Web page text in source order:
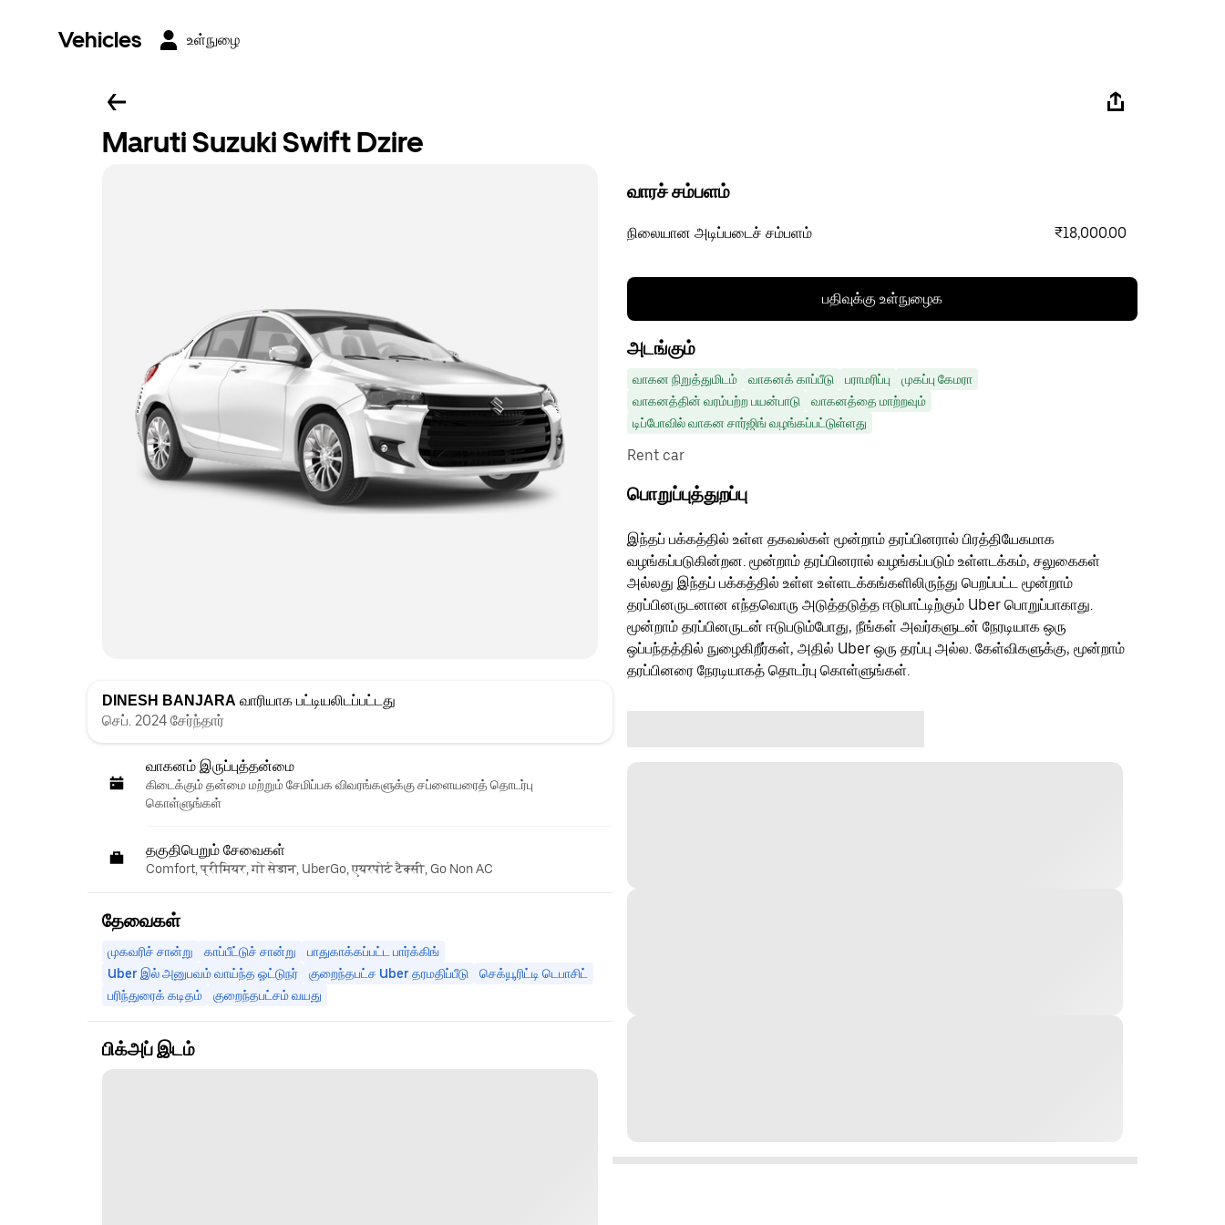
Vehicles உள்நுழை
Maruti Suzuki Swift Dzire
DINESH BANJARA வாரியாக பட்டியலிடப்பட்டது
செப். 2024 சேர்ந்தார்
வாகனம் இருப்புத்தன்மை
கிடைக்கும் தன்மை மற்றும் சேமிப்பக விவரங்களுக்கு சப்ளையரைத் தொடர்பு
கொள்ளுங்கள்
தகுதிபெறும் சேவைகள்
Comfort, प्रीमियर, गो सेडान, UberGo, एयरपोर्ट टैक्सी, Go Non AC
தேவைகள்
முகவரிச் சான்று காப்பீட்டுச் சான்று
பாதுகாக்கப்பட்ட பார்க்கிங்
Uber இல் அனுபவம் வாய்ந்த ஓட்டுநர்
குறைந்தபட்ச Uber தரமதிப்பீடு
செக்யூரிட்டி டெபாசிட்
பரிந்துரைக் கடிதம்
குறைந்தபட்சம் வயது
பிக்அப் இடம்
வாரச் சம்பளம்
நிலையான அடிப்படைச் சம்பளம் ₹18,000.00
பதிவுக்கு உள்நுழைக
அடங்கும்
வாகன நிறுத்துமிடம் வாகனக் காப்பீடு பராமரிப்பு
முகப்பு கேமரா
வாகனத்தின் வரம்பற்ற பயன்பாடு
வாகனத்தை மாற்றவும்
டிப்போவில் வாகன சார்ஜிங் வழங்கப்பட்டுள்ளது
Rent car
பொறுப்புத்துறப்பு
இந்தப் பக்கத்தில் உள்ள தகவல்கள் மூன்றாம் தரப்பினரால் பிரத்தியேகமாக
வழங்கப்படுகின்றன. மூன்றாம் தரப்பினரால் வழங்கப்படும் உள்ளடக்கம், சலுகைகள்
அல்லது இந்தப் பக்கத்தில் உள்ள உள்ளடக்கங்களிலிருந்து பெறப்பட்ட மூன்றாம்
தரப்பினருடனான எந்தவொரு அடுத்தடுத்த ஈடுபாட்டிற்கும் Uber பொறுப்பாகாது.
மூன்றாம் தரப்பினருடன் ஈடுபடும்போது, நீங்கள் அவர்களுடன் நேரடியாக ஒரு
ஒப்பந்தத்தில் நுழைகிறீர்கள், அதில் Uber ஒரு தரப்பு அல்ல. கேள்விகளுக்கு, மூன்றாம்
தரப்பினரை நேரடியாகத் தொடர்பு கொள்ளுங்கள்.